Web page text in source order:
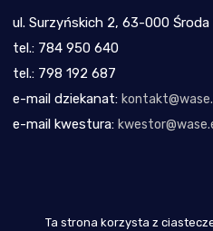
ul. Surzyńskich 2, 63-000 Środa
tel.: 784 950 640
tel.: 798 192 687
e-mail dziekanat:
e-mail kwestura:
Ta strona korzysta z